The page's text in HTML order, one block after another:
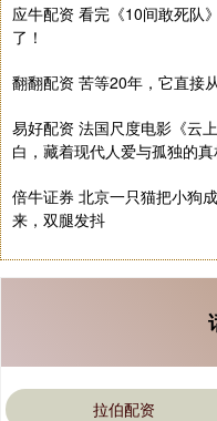
应牛配资 看完《10间敢死队
了！
翻翻配资 苦等20年，它直接
易好配资 法国尺度电影《云
白，藏着现代人爱与孤独的真
倍牛证券 北京一只猫把小狗
来，双腿发抖
拉伯配资